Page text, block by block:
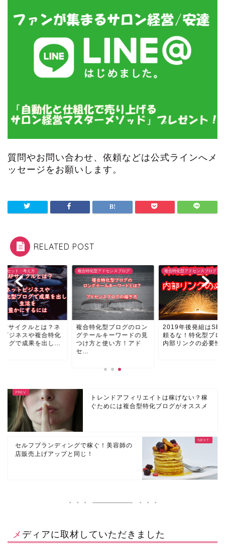
質問やお問い合わせ、依頼などは公式ラインへメ
ッセージをお願いします。
RELATED POST
ドセット・考え方
サイクルとは？ネ
ビジネスや複合特化
ログで成果を出し...
複合特化型アドセンスブログ
複合特化型ブログのロン
グテールキーワードの見
つけ方と使い方！アド
セ...
複合特化型アドセンスブログ
2019年後発組は
頼るな！特化型ブロ
内部リンクの必要性
トレンドアフィリエイトは稼げない？稼
ぐためには複合型特化ブログがオススメ
セルフブランディングで稼ぐ！美容師の
店販売上げアップと同じ！
メディアに取材していただきました